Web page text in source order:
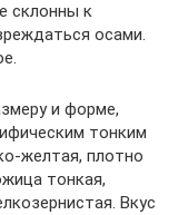
склонны к
осами.
и форме,
тонким
желтая, плотно
тонкая,
Вкус